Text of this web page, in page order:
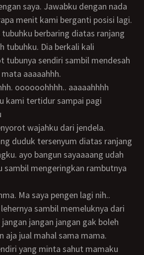
saya. Jawabku dengan nada
menit kami berganti posisi lagi.
berbaring diatas ranjang
tubuhku. Dia berkali kali
tubunya sendiri sambil mendesah
aaaaahhh.
oooooohhhh.. aaaaahhhh
kami tertidur sampai pagi
duduk tersenyum diatas ranjang
ayo bangun sayaaaang udah
sambil mengeringkan rambutnya
sambil memeluknya dari
jangan jangan gak boleh
aja jual mahal sama mama.
yang minta sahut mamaku